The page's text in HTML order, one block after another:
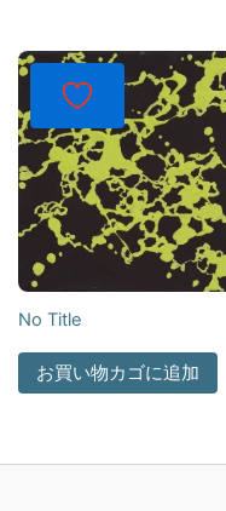
No Title
お買い物カゴに追加